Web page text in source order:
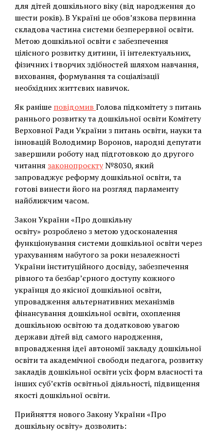
для дітей дошкільного віку (від народження до
шести років). В Україні це обов’язкова первинна
складова частина системи безперервної освіти.
Метою дошкільної освіти є забезпечення
цілісного розвитку дитини, її інтелектуальних,
фізичних і творчих здібностей шляхом навчання,
виховання, формування та соціалізації
необхідних життєвих навичок.
Як раніше повідомив Голова підкомітету з питань
раннього розвитку та дошкільної освіти Комітету
Верховної Ради України з питань освіти, науки та
інновацій Володимир Воронов, народні депутати
завершили роботу над підготовкою до другого
читання законопроєкту№8030, який
запроваджує реформу дошкільної освіти, та
готові винести його на розгляд парламенту
найближчим часом.
Закон України «Про дошкільну
освіту» розроблено з метою удосконалення
функціонування системи дошкільної освіти через
урахуванням набутого за роки незалежності
України інституційного досвіду, забезпечення
рівного та безбар’єрного доступу кожного
українця до якісної дошкільної освіти,
упровадження альтернативних механізмів
фінансування дошкільної освіти, охоплення
дошкільною освітою та додатковою увагою
держави дітей від самого народження,
впровадження ідеї автономії закладу дошкільної
освіти та академічної свободи педагога, розвитку
закладів дошкільної освіти усіх форм власності та
інших суб’єктів освітньої діяльності, підвищення
якості дошкільної освіти.
Прийняття нового Закону України «Про
дошкільну освіту» дозволить: